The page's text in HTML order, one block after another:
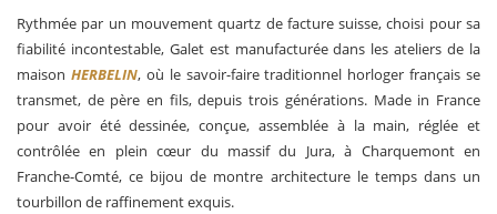
Rythmée par un mouvement quartz de facture suisse, choisi pour sa
fiabilité incontestable, Galet est manufacturée dans les ateliers de la
maison HERBELIN, où le savoir-faire traditionnel horloger français se
transmet, de père en fils, depuis trois générations. Made in France
pour avoir été dessinée, conçue, assemblée à la main, réglée et
contrôlée en plein cœur du massif du Jura, à Charquemont en
Franche-Comté, ce bijou de montre architecture le temps dans un
tourbillon de raffinement exquis.